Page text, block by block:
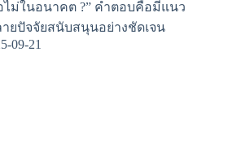
ม่ในอนาคต ?” คำตอบคือมีแนว
ยปัจจัยสนับสนุนอย่างชัดเจน
09-21